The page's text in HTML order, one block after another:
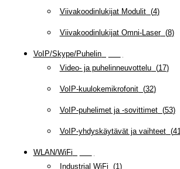
Viivakoodinlukijat Modulit(4)
Viivakoodinlukijat Omni-Laser(8)
VoIP/Skype/Puhelin(
Video- ja puhelinneuvottelu(17)
VoIP-kuulokemikrofonit(32)
VoIP-puhelimet ja -sovittimet(53)
VoIP-yhdyskäytävät ja vaihteet(41
WLAN/WiFi
Industrial WiFi (1 )